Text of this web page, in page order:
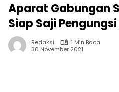
Aparat Gabungan
Siap Saji
Redaksi
1 Min Baca
30 November 2021